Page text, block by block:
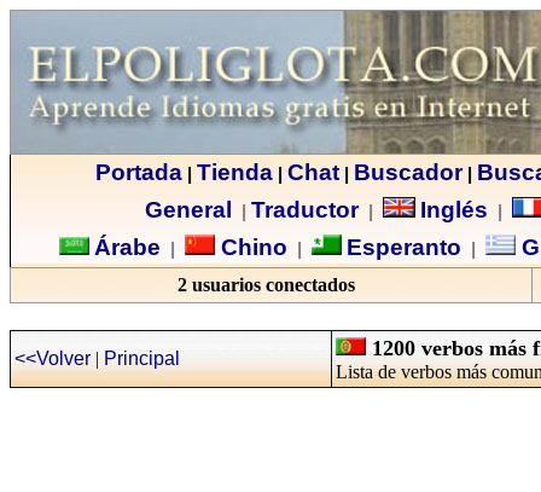
Portada| Tienda| Chat| Buscador|
General
Traductor| Inglés
Árabe Chino Esperanto
2 usuarios conectados
<<Volver|Principal 1200 verbos más
Lista de verbos más